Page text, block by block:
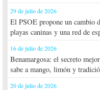
29 de julio de 2026
El PSOE propone un cambio
playas caninas y una red de
16 de julio de 2026
Benamargosa: el secreto
sabe a mango, limón y
20 de julio de 2026